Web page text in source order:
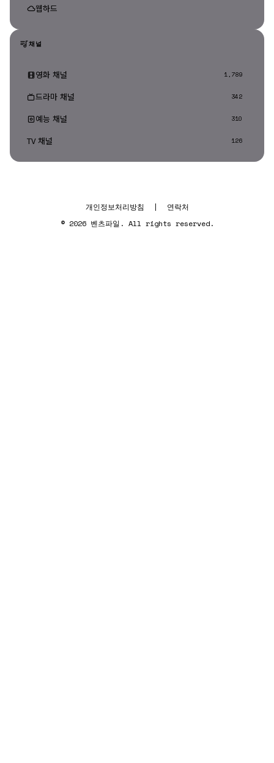
웹하드
채널
영화 채널 1,789
드라마 채널 342
예능 채널 310
TV 채널 126
개인정보처리방침 |
연락처
© 2026 벤츠파일. All rights reserved.